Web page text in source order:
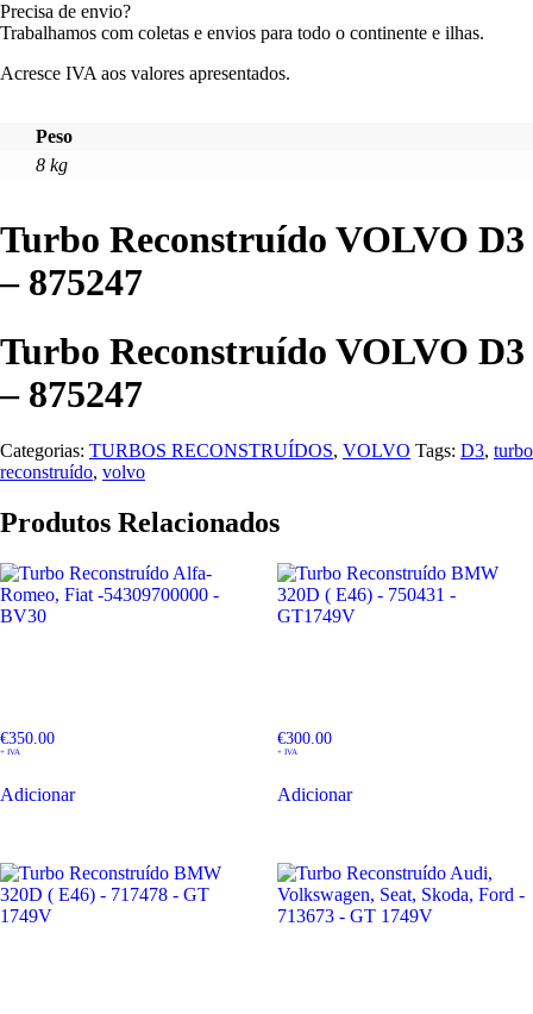
Precisa de envio?
Trabalhamos com coletas e envios para todo o continente e ilhas.
Acresce IVA aos valores apresentados.
Peso
8 kg
Turbo Reconstruído VOLVO D3
– 875247
Turbo Reconstruído VOLVO D3
– 875247
Categorias: TURBOS RECONSTRUÍDOS, VOLVO Tags: D3, turbo
reconstruído, volvo
Produtos Relacionados
€350.00
+ IVA
Adicionar
€300.00
+ IVA
Adicionar